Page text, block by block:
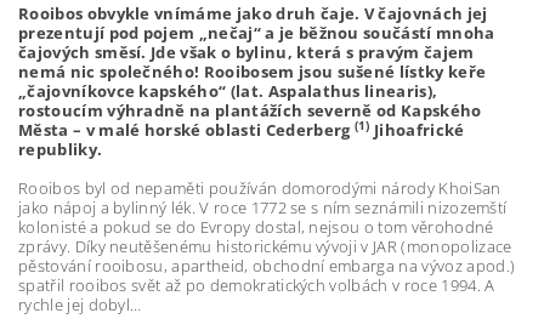
Rooibos obvykle vnímáme jako druh čaje. V čajovnách jej
prezentují pod pojem „nečaj“ a je běžnou součástí mnoha
čajových směsí. Jde však o bylinu, která s pravým čajem
nemá nic společného! Rooibosem jsou sušené lístky keře
„čajovníkovce kapského“ (lat. Aspalathus linearis),
rostoucím výhradně na plantážích severně od Kapského
Města – v malé horské oblasti Cederberg (1) Jihoafrické
republiky.
Rooibos byl od nepaměti používán domorodými národy KhoiSan
jako nápoj a bylinný lék. V roce 1772 se s ním seznámili nizozemští
kolonisté a pokud se do Evropy dostal, nejsou o tom věrohodné
zprávy. Díky neutěšenému historickému vývoji v JAR (monopolizace
pěstování rooibosu, apartheid, obchodní embarga na vývoz apod.)
spatřil rooibos svět až po demokratických volbách v roce 1994. A
rychle jej dobyl…